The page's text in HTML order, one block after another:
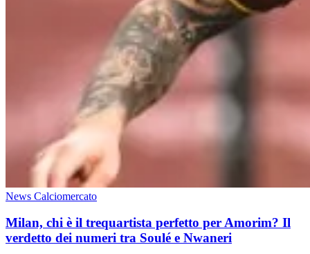
News Calciomercato
Milan, chi è il trequartista perfetto per Amorim? Il
verdetto dei numeri tra Soulé e Nwaneri